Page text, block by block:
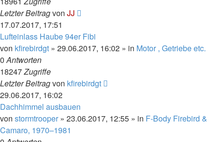
Letzter Beitragvon JJ
17.07.2017, 17:51
Lufteinlass Haube 94er Fibi
von kfirebirdgt » 29.06.2017, 16:02 » in Motor , Getriebe etc.
0Antworten
18247Zugriffe
Letzter Beitragvon kfirebirdgt
29.06.2017, 16:02
Dachhimmel ausbauen
von stormtrooper » 23.06.2017, 12:55 » in F-Body Firebird &
Camaro, 1970–1981